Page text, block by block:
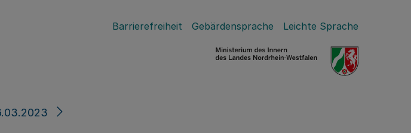
Barrierefreiheit Gebärdensprache Leichte Sprache